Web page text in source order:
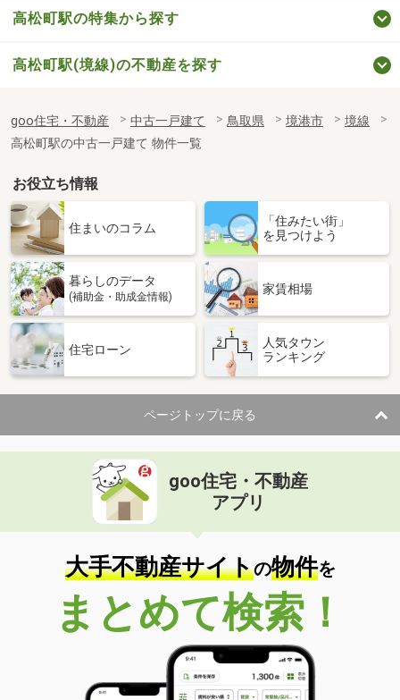
高松町駅の特集から探す
高松町駅(境線)の不動産を探す
goo住宅・不動産 中古一戸建て 鳥取県 境港市
境線
高松町駅の中古一戸建て 物件一覧
お役立ち情報
住まいのコラム
「住みたい街」
を見つけよう
暮らしのデータ
(補助金・助成金情報)
家賃相場
住宅ローン
人気タウン
ランキング
ページトップに戻る
goo住宅・不動産
アプリ
大手不動産サイトの物件を
まとめて検索！